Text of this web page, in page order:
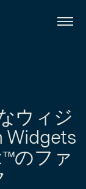
メ
ウィジ
Widgets
のファ